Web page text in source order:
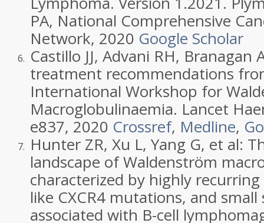
PA, National Comprehensive
Network, 2020 Google Scholar
6. Castillo JJ, Advani RH, Branagan
treatment recommendations
International Workshop for
Macroglobulinaemia. Lancet
e837, 2020 Crossref, Medline,
7. Hunter ZR, Xu L, Yang G, et al:
landscape of Waldenström
characterized by highly
like CXCR4 mutations, and
associated with B-cell